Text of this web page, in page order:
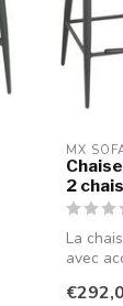
MX
2
La
avec